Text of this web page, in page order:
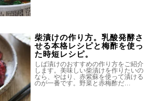
柴漬けの作り方。乳酸発酵さ
せる本格レシピと梅酢を使っ
た時短レシピ。
しば漬けのおすすめの作り方をご紹介
します。美味しい柴漬けを作りたいの
なら、やはり、赤紫蘇を使って漬ける
のが一番です。野菜と赤梅酢だ…